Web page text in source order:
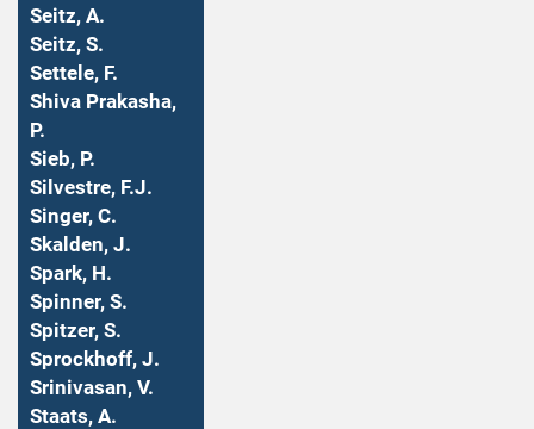
Seitz, A.
Seitz, S.
Settele, F.
Shiva Prakasha,
P.
Sieb, P.
Silvestre, F.J.
Singer, C.
Skalden, J.
Spark, H.
Spinner, S.
Spitzer, S.
Sprockhoff, J.
Srinivasan, V.
Staats, A.